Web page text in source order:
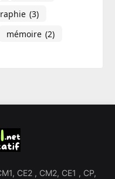
(3)
mémoire (2)
CE2 , CM2, CE1 , CP,